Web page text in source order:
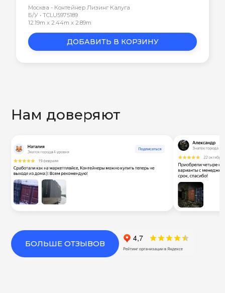
Москва - Контейнер Лизинг Калуга
Б/У • TCLU5975189
12.19m x 2.44m x 2.89m
ДОБАВИТЬ В КОРЗИНУ
Нам доверяют
БОЛЬШЕ ОТЗЫВОВ